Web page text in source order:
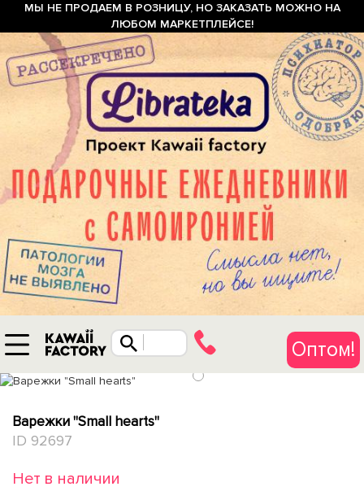
МЫ НЕ ПРОДАЕМ В РОЗНИЦУ, НО ЗАКАЗАТЬ МОЖНО НА
ЛЮБОМ МАРКЕТПЛЕЙСЕ!
Оптом!
Варежки "Small hearts"
ID 92697
Нет в наличии